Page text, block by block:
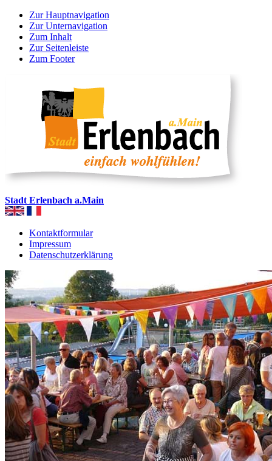
Zur Hauptnavigation
Zur Unternavigation
Zum Inhalt
Zur Seitenleiste
Zum Footer
Stadt Erlenbach a.Main
Kontaktformular
Impressum
Datenschutzerklärung